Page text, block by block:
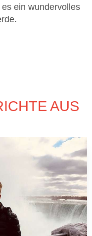
ein wundervolles
AUS